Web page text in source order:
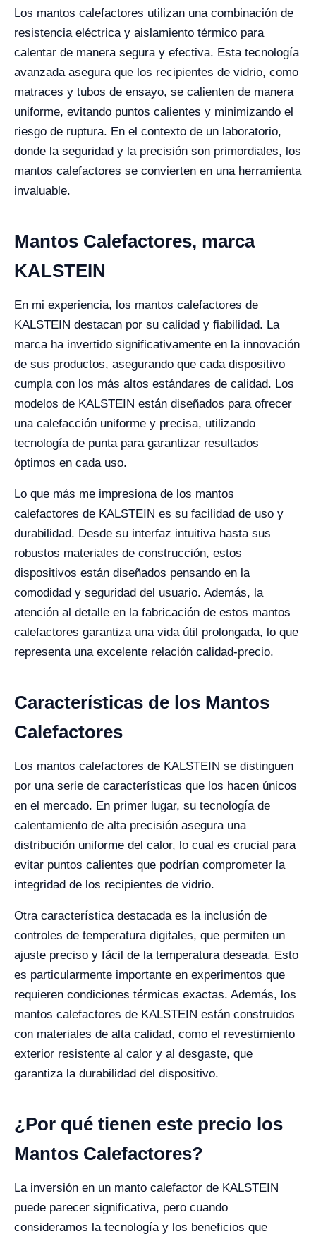
Los mantos calefactores utilizan una combinación de
resistencia eléctrica y aislamiento térmico para
calentar de manera segura y efectiva. Esta tecnología
avanzada asegura que los recipientes de vidrio, como
matraces y tubos de ensayo, se calienten de manera
uniforme, evitando puntos calientes y minimizando el
riesgo de ruptura. En el contexto de un laboratorio,
donde la seguridad y la precisión son primordiales, los
mantos calefactores se convierten en una herramienta
invaluable.
Mantos Calefactores, marca
KALSTEIN
En mi experiencia, los mantos calefactores de
KALSTEIN destacan por su calidad y fiabilidad. La
marca ha invertido significativamente en la innovación
de sus productos, asegurando que cada dispositivo
cumpla con los más altos estándares de calidad. Los
modelos de KALSTEIN están diseñados para ofrecer
una calefacción uniforme y precisa, utilizando
tecnología de punta para garantizar resultados
óptimos en cada uso.
Lo que más me impresiona de los mantos
calefactores de KALSTEIN es su facilidad de uso y
durabilidad. Desde su interfaz intuitiva hasta sus
robustos materiales de construcción, estos
dispositivos están diseñados pensando en la
comodidad y seguridad del usuario. Además, la
atención al detalle en la fabricación de estos mantos
calefactores garantiza una vida útil prolongada, lo que
representa una excelente relación calidad-precio.
Características de los Mantos
Calefactores
Los mantos calefactores de KALSTEIN se distinguen
por una serie de características que los hacen únicos
en el mercado. En primer lugar, su tecnología de
calentamiento de alta precisión asegura una
distribución uniforme del calor, lo cual es crucial para
evitar puntos calientes que podrían comprometer la
integridad de los recipientes de vidrio.
Otra característica destacada es la inclusión de
controles de temperatura digitales, que permiten un
ajuste preciso y fácil de la temperatura deseada. Esto
es particularmente importante en experimentos que
requieren condiciones térmicas exactas. Además, los
mantos calefactores de KALSTEIN están construidos
con materiales de alta calidad, como el revestimiento
exterior resistente al calor y al desgaste, que
garantiza la durabilidad del dispositivo.
¿Por qué tienen este precio los
Mantos Calefactores?
La inversión en un manto calefactor de KALSTEIN
puede parecer significativa, pero cuando
consideramos la tecnología y los beneficios que